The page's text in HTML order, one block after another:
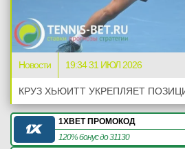
Новости 19:34 31 ИЮЛ 2026
КРУЗ ХЬЮИТТ УКРЕПЛЯЕТ
1XBET ПРОМОКОД
120% бонус до 31130